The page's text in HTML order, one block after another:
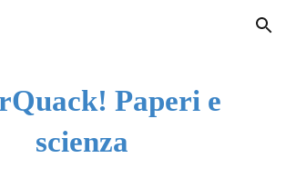
Skip to navigation
Paperi e
scienza